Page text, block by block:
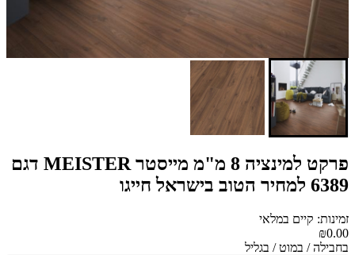
פרקט למינציה 8 מ"מ מייסטר MEISTER דגם
6389 למחיר הטוב בישראל חייגו
זמינות: קיים במלאי
₪0.00
בחבילה / במוט / בגליל